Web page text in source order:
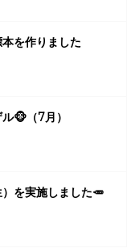
を作りました
🐵（7月）
を実施しました🥕